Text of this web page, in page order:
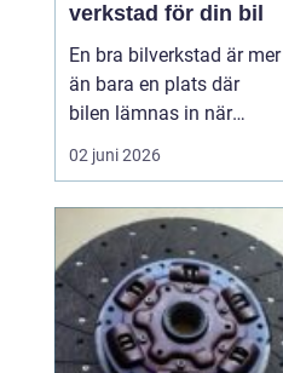
verkstad för din bil
En bra bilverkstad är mer
än bara en plats där
bilen lämnas in när
något går sönder. För
många bilägare i Skåne
verkstad om trygghet,
vardagslogistik och i
längden också om
ekonomi. En bil som
servas regelbundet håller
02 juni 2026